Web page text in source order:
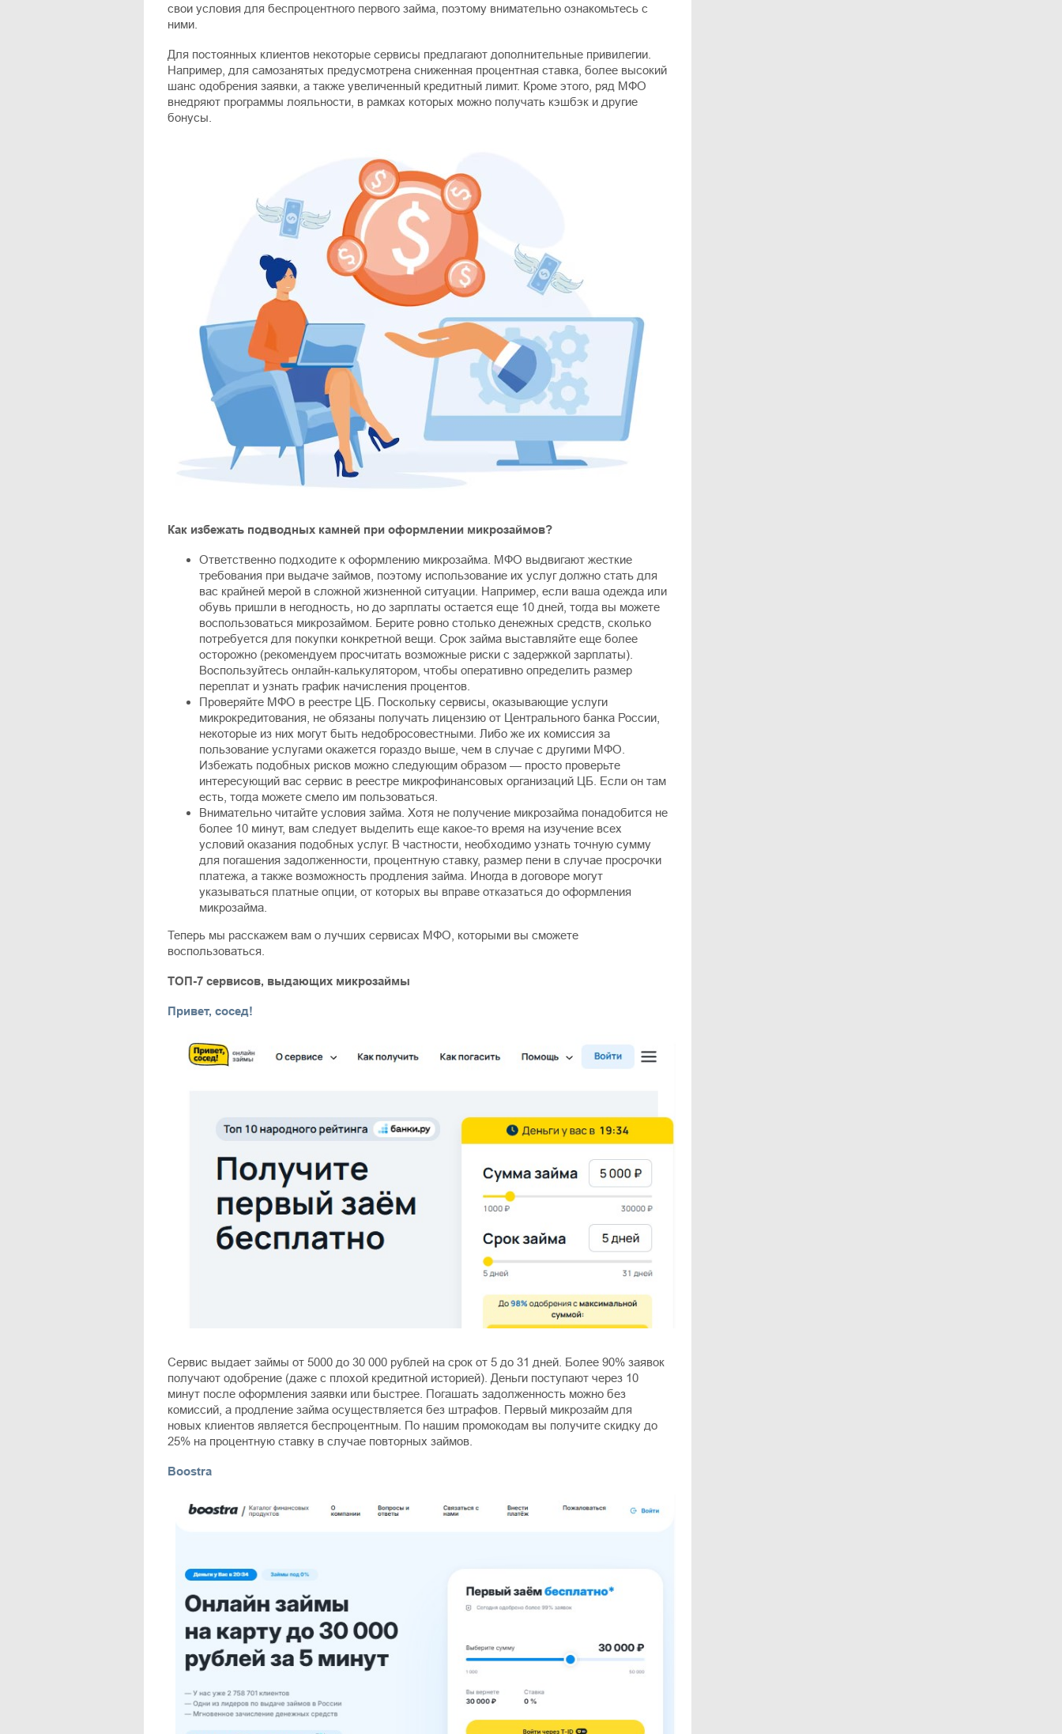
свои условия для беспроцентного первого займа, поэтому внимательно ознакомьтесь с
ними.
Для постоянных клиентов некоторые сервисы предлагают дополнительные привилегии.
Например, для самозанятых предусмотрена сниженная процентная ставка, более высокий
шанс одобрения заявки, а также увеличенный кредитный лимит. Кроме этого, ряд МФО
внедряют программы лояльности, в рамках которых можно получать кэшбэк и другие
бонусы.
Как избежать подводных камней при оформлении микрозаймов?
Ответственно подходите к оформлению микрозайма. МФО выдвигают жесткие
требования при выдаче займов, поэтому использование их услуг должно стать для
вас крайней мерой в сложной жизненной ситуации. Например, если ваша одежда или
обувь пришли в негодность, но до зарплаты остается еще 10 дней, тогда вы можете
воспользоваться микрозаймом. Берите ровно столько денежных средств, сколько
потребуется для покупки конкретной вещи. Срок займа выставляйте еще более
осторожно (рекомендуем просчитать возможные риски с задержкой зарплаты).
Воспользуйтесь онлайн-калькулятором, чтобы оперативно определить размер
переплат и узнать график начисления процентов.
Проверяйте МФО в реестре ЦБ. Поскольку сервисы, оказывающие услуги
микрокредитования, не обязаны получать лицензию от Центрального банка России,
некоторые из них могут быть недобросовестными. Либо же их комиссия за
пользование услугами окажется гораздо выше, чем в случае с другими МФО.
Избежать подобных рисков можно следующим образом — просто проверьте
интересующий вас сервис в реестре микрофинансовых организаций ЦБ. Если он там
есть, тогда можете смело им пользоваться.
Внимательно читайте условия займа. Хотя не получение микрозайма понадобится не
более 10 минут, вам следует выделить еще какое-то время на изучение всех
условий оказания подобных услуг. В частности, необходимо узнать точную сумму
для погашения задолженности, процентную ставку, размер пени в случае просрочки
платежа, а также возможность продления займа. Иногда в договоре могут
указываться платные опции, от которых вы вправе отказаться до оформления
микрозайма.
Теперь мы расскажем вам о лучших сервисах МФО, которыми вы сможете
воспользоваться.
ТОП-7 сервисов, выдающих микрозаймы
Привет, сосед!
Сервис выдает займы от 5000 до 30 000 рублей на срок от 5 до 31 дней. Более 90% заявок
получают одобрение (даже с плохой кредитной историей). Деньги поступают через 10
минут после оформления заявки или быстрее. Погашать задолженность можно без
комиссий, а продление займа осуществляется без штрафов. Первый микрозайм для
новых клиентов является беспроцентным. По нашим промокодам вы получите скидку до
25% на процентную ставку в случае повторных займов.
Boostra